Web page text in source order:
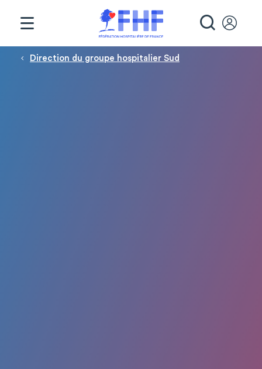
Fil d'Ariane
Direction du groupe hospitalier Sud
Panneau de gestion des cookies